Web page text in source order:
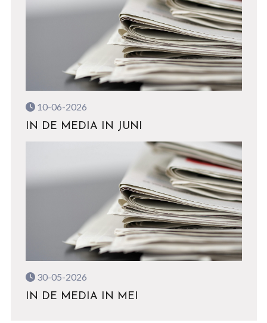
10-06-2026
IN DE MEDIA IN JUNI
30-05-2026
IN DE MEDIA IN MEI